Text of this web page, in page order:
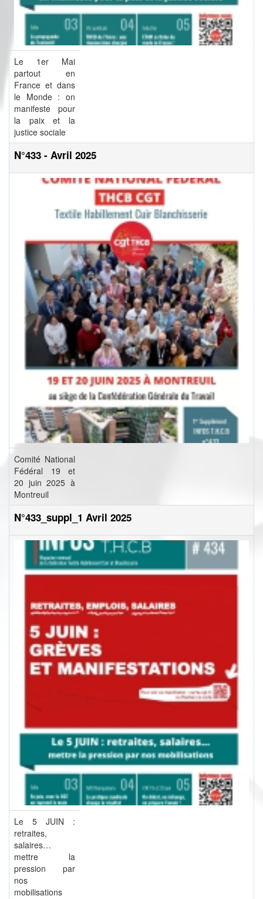
Le 1er Mai
partout en
France et dans
le Monde : on
manifeste pour
la paix et la
justice sociale
N°433 - Avril 2025
Comité National
Fédéral 19 et
20 juin 2025 à
Montreuil
N°433_suppl_1 Avril 2025
Le 5 JUIN :
retraites,
salaires…
mettre la
pression par
nos
mobilisations